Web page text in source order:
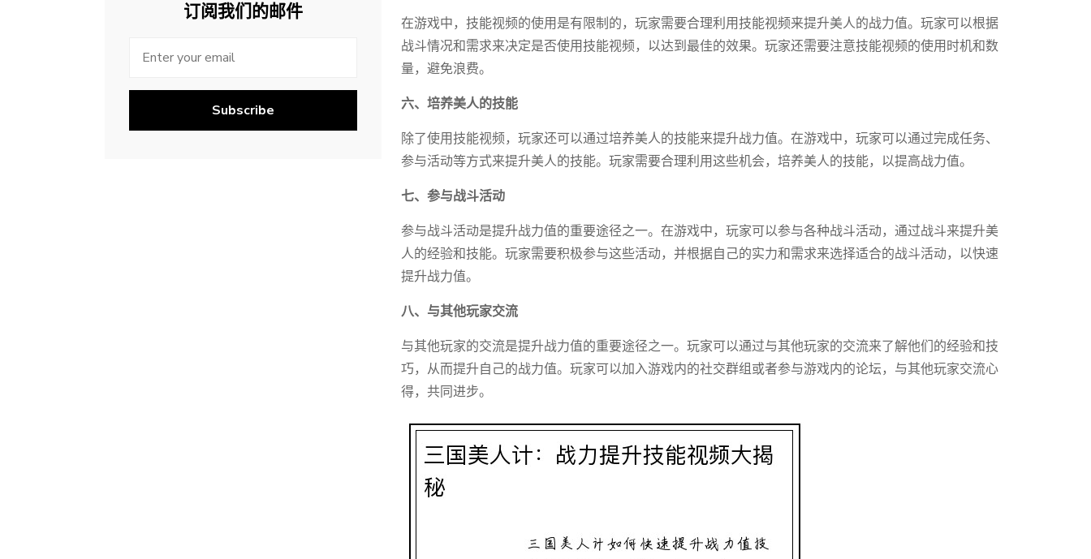
订阅我们的邮件
Subscribe
在游戏中，技能视频的使用是有限制的，玩家需要合理利用技能视频来提升美人的战力值。玩家可以根据
战斗情况和需求来决定是否使用技能视频，以达到最佳的效果。玩家还需要注意技能视频的使用时机和数
量，避免浪费。
六、培养美人的技能
除了使用技能视频，玩家还可以通过培养美人的技能来提升战力值。在游戏中，玩家可以通过完成任务、
参与活动等方式来提升美人的技能。玩家需要合理利用这些机会，培养美人的技能，以提高战力值。
七、参与战斗活动
参与战斗活动是提升战力值的重要途径之一。在游戏中，玩家可以参与各种战斗活动，通过战斗来提升美
人的经验和技能。玩家需要积极参与这些活动，并根据自己的实力和需求来选择适合的战斗活动，以快速
提升战力值。
八、与其他玩家交流
与其他玩家的交流是提升战力值的重要途径之一。玩家可以通过与其他玩家的交流来了解他们的经验和技
巧，从而提升自己的战力值。玩家可以加入游戏内的社交群组或者参与游戏内的论坛，与其他玩家交流心
得，共同进步。